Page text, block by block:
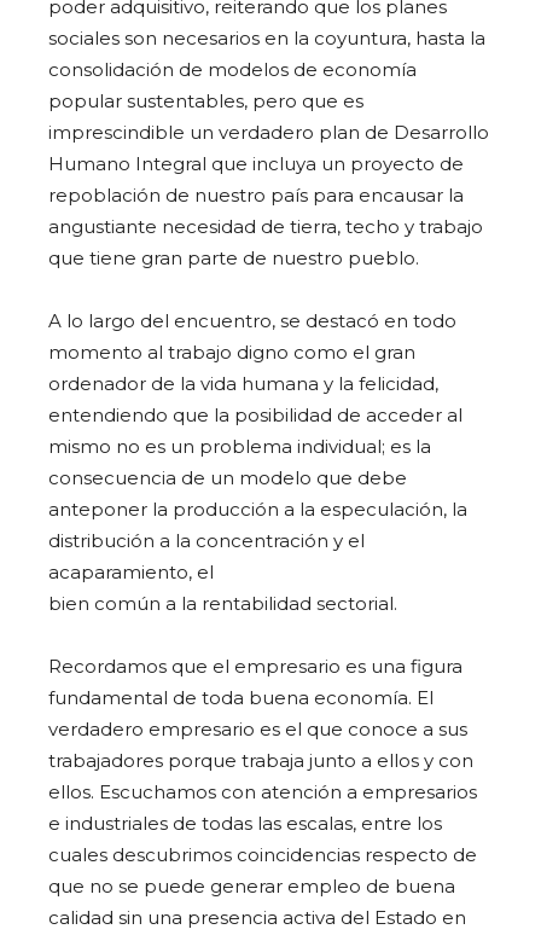
poder adquisitivo, reiterando que los planes
sociales son necesarios en la coyuntura, hasta la
consolidación de modelos de economía
popular sustentables, pero que es
imprescindible un verdadero plan de Desarrollo
Humano Integral que incluya un proyecto de
repoblación de nuestro país para encausar la
angustiante necesidad de tierra, techo y trabajo
que tiene gran parte de nuestro pueblo.
A lo largo del encuentro, se destacó en todo
momento al trabajo digno como el gran
ordenador de la vida humana y la felicidad,
entendiendo que la posibilidad de acceder al
mismo no es un problema individual; es la
consecuencia de un modelo que debe
anteponer la producción a la especulación, la
distribución a la concentración y el
acaparamiento, el
bien común a la rentabilidad sectorial.
Recordamos que el empresario es una figura
fundamental de toda buena economía. El
verdadero empresario es el que conoce a sus
trabajadores porque trabaja junto a ellos y con
ellos. Escuchamos con atención a empresarios
e industriales de todas las escalas, entre los
cuales descubrimos coincidencias respecto de
que no se puede generar empleo de buena
calidad sin una presencia activa del Estado en